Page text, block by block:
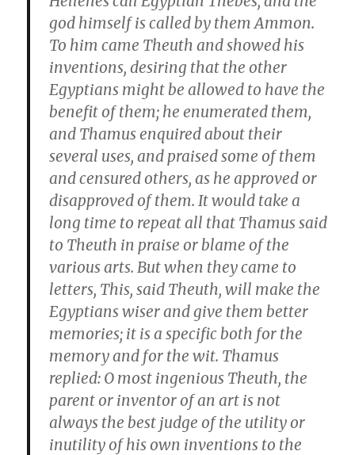
god himself is called by them Ammon.
To him came Theuth and showed his
inventions, desiring that the other
Egyptians might be allowed to have the
benefit of them; he enumerated them,
and Thamus enquired about their
several uses, and praised some of them
and censured others, as he approved or
disapproved of them. It would take a
long time to repeat all that Thamus said
to Theuth in praise or blame of the
various arts. But when they came to
letters, This, said Theuth, will make the
Egyptians wiser and give them better
memories; it is a specific both for the
memory and for the wit. Thamus
replied: O most ingenious Theuth, the
parent or inventor of an art is not
always the best judge of the utility or
inutility of his own inventions to the